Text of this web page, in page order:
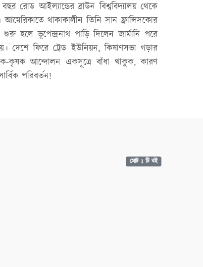
রোড আইল্যান্ডের ব্রাউন বিশ্ববিদ্যালয় থেকে
থাকাকালীন তিনি সান ফ্রান্সিসকোর
হলে ভূপেন্দ্রনাথ পাড়ি দিলেন জার্মানি পরে
দেশে ফিরে ট্রেড ইউনিয়ন, কিষাণসভা গড়ার
কৃষক আন্দোলন একসূত্রে বাঁধা থাকুক, কারণ
পরিবর্তন!
মোট 1 টি বই